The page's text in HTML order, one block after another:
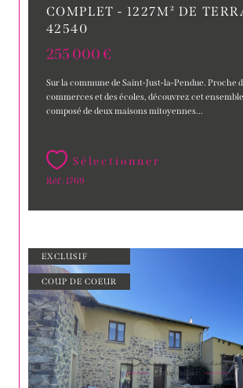
COMPLET - 1227M² DE
42540
255 000 €
Sur la commune de Saint-Just-la-Pendue. Proche
commerces et des écoles, découvrez cet
composé de deux maisons mitoyennes...
Sélectionner
Réf : 1769
EXCLUSIF
COUP DE COEUR